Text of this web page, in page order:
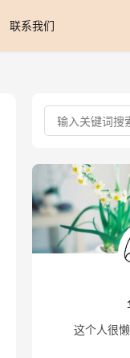
联系我们
这个人很